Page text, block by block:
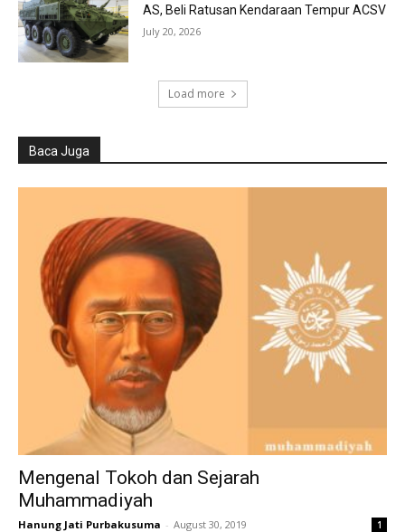
AS, Beli Ratusan Kendaraan Tempur ACSV
July 20, 2026
Load more
Baca Juga
Mengenal Tokoh dan Sejarah
Muhammadiyah
Hanung Jati Purbakusuma - August 30, 2019 1